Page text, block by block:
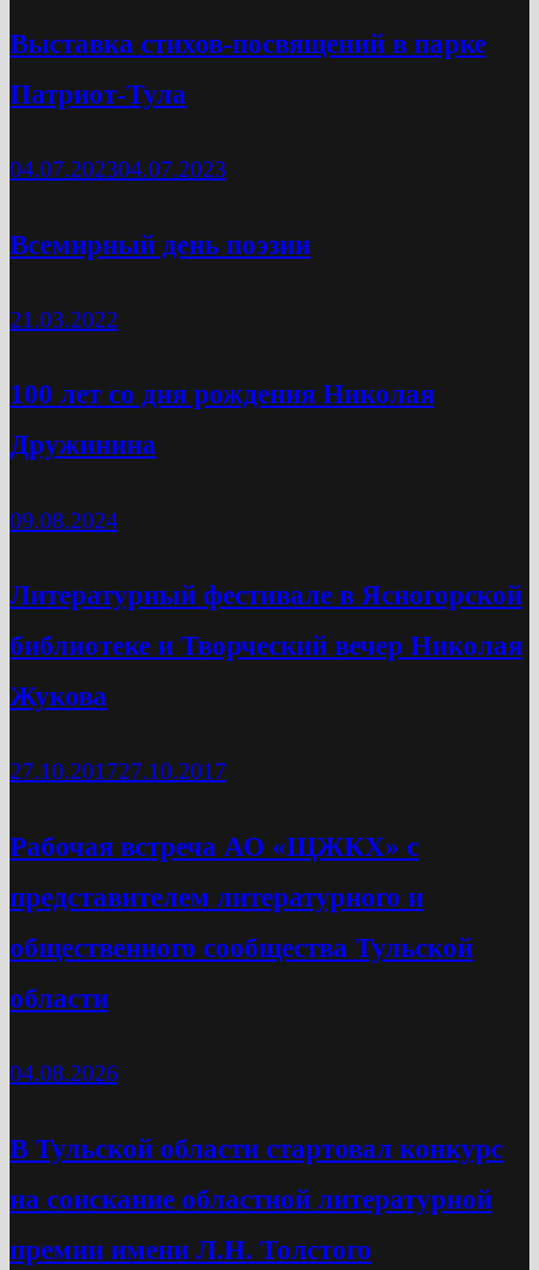
Выставка стихов-посвящений в парке
Патриот-Тула
04.07.202304.07.2023
Всемирный день поэзии
21.03.2022
100 лет со дня рождения Николая
Дружинина
09.08.2024
Литературный фестивале в Ясногорской
библиотеке и Творческий вечер Николая
Жукова
27.10.201727.10.2017
Рабочая встреча АО «ЩЖКХ» с
представителем литературного и
общественного сообщества Тульской
области
04.08.2026
В Тульской области стартовал конкурс
на соискание областной литературной
премии имени Л.Н. Толстого